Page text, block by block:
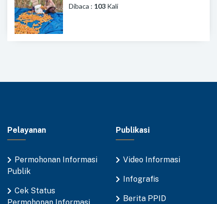
Dibaca : 103 Kali
Pelayanan
Permohonan Informasi
Publik
Cek Status
Publikasi
Video Informasi
Infografis
Berita PPID